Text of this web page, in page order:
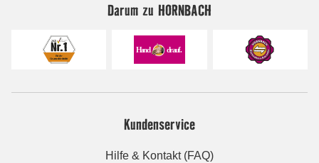
Darum zu HORNBACH
Kundenservice
Hilfe & Kontakt (FAQ)